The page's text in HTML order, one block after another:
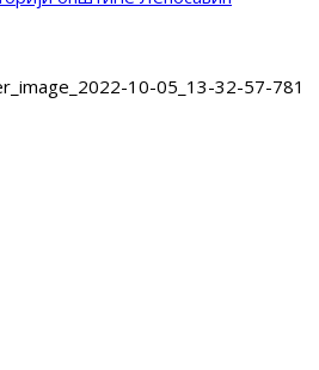
10-05_13-32-57-781